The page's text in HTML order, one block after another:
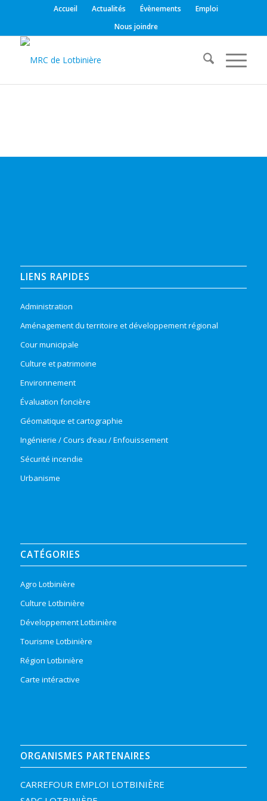
Accueil Actualités Évènements
Emploi
Nous joindre
LIENS RAPIDES
Administration
Aménagement du territoire et développement régional
Cour municipale
Culture et patrimoine
Environnement
Évaluation foncière
Géomatique et cartographie
Ingénierie / Cours d’eau / Enfouissement
Sécurité incendie
Urbanisme
CATÉGORIES
Agro Lotbinière
Culture Lotbinière
Développement Lotbinière
Tourisme Lotbinière
Région Lotbinière
Carte intéractive
ORGANISMES PARTENAIRES
CARREFOUR EMPLOI LOTBINIÈRE